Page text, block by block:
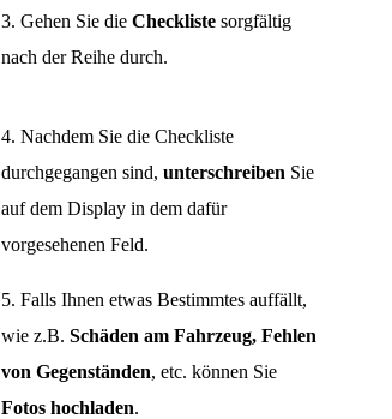
3. Gehen Sie die Checklistesorgfältig
nach der Reihe durch.
4. Nachdem Sie die Checkliste
durchgegangen sind, unterschreiben Sie
auf dem Display in dem dafür
vorgesehenen Feld.
5. Falls Ihnen etwas Bestimmtes auffällt,
wie z.B. Schäden am Fahrzeug, Fehlen
von Gegenständen, etc. können Sie
Fotos hochladen.